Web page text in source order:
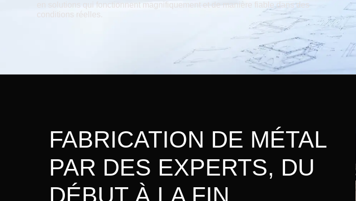
en solutions qui fonctionnent magnifiquement et de manière fiable dans des
conditions réelles.
FABRICATION DE MÉTAL
PAR DES EXPERTS, DU
DÉBUT À LA FIN